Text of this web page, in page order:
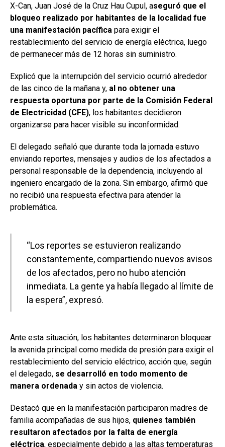
X-Can, Juan José de la Cruz Hau Cupul, aseguró que el
bloqueo realizado por habitantes de la localidad fue
una manifestación pacífica para exigir el
restablecimiento del servicio de energía eléctrica, luego
de permanecer más de 12 horas sin suministro.
Explicó que la interrupción del servicio ocurrió alrededor
de las cinco de la mañana y, al no obtener una
respuesta oportuna por parte de la Comisión Federal
de Electricidad (CFE), los habitantes decidieron
organizarse para hacer visible su inconformidad.
El delegado señaló que durante toda la jornada estuvo
enviando reportes, mensajes y audios de los afectados a
personal responsable de la dependencia, incluyendo al
ingeniero encargado de la zona. Sin embargo, afirmó que
no recibió una respuesta efectiva para atender la
problemática.
“Los reportes se estuvieron realizando
constantemente, compartiendo nuevos avisos
de los afectados, pero no hubo atención
inmediata. La gente ya había llegado al límite de
la espera”, expresó.
Ante esta situación, los habitantes determinaron bloquear
la avenida principal como medida de presión para exigir el
restablecimiento del servicio eléctrico, acción que, según
el delegado, se desarrolló en todo momento de
manera ordenada y sin actos de violencia.
Destacó que en la manifestación participaron madres de
familia acompañadas de sus hijos, quienes también
resultaron afectados por la falta de energía
eléctrica, especialmente debido a las altas temperaturas